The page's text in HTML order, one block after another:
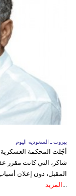
بيروت ـ السعودية اليوم
أجّلت المحكمة العسكرية
المقبل، دون إعلان
المزيد